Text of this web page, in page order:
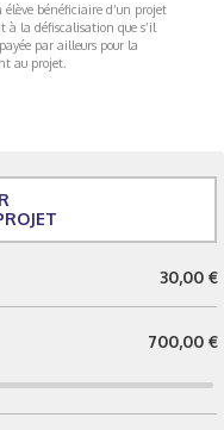
élève bénéficiaire d’un projet
à la défiscalisation que s’il
par ailleurs pour la
au projet.
30,00 €
700,00 €